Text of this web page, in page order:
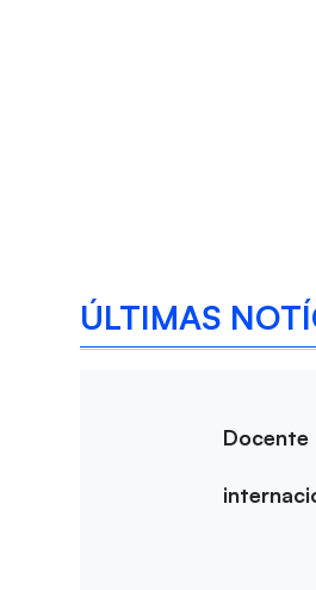
ÚLTIMAS
Docente